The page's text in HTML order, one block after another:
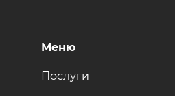
Меню
Послуги